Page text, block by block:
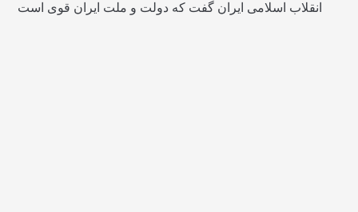
انقلاب اسلامی ایران گفت که دولت و ملت ایران قوی است